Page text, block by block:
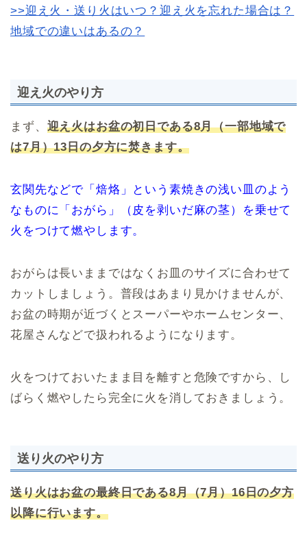
>>迎え火・送り火はいつ？迎え火を忘れた場合は？
地域での違いはあるの？
迎え火のやり方
まず、 迎え火はお盆の初日である8月（一部地域で
は7月）13日の夕方に焚きます。
玄関先などで「焙烙」という素焼きの浅い皿のよう
なものに「おがら」（皮を剥いだ麻の茎）を乗せて
火をつけて燃やします。
おがらは長いままではなくお皿のサイズに合わせて
カットしましょう。普段はあまり見かけませんが、
お盆の時期が近づくとスーパーやホームセンター、
花屋さんなどで扱われるようになります。
火をつけておいたまま目を離すと危険ですから、し
ばらく燃やしたら完全に火を消しておきましょう。
送り火のやり方
送り火はお盆の最終日である8月（7月）16日の夕方
以降に行います。